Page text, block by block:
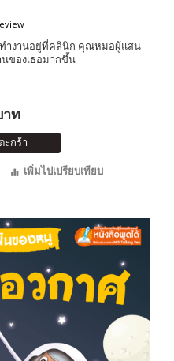
ำงานอยู่ที่คลินิก คุณหมอผู้แสน
นของเธอมากขึ้น
าท
ะกร้า
เพิ่มไปเปรียบเทียบ